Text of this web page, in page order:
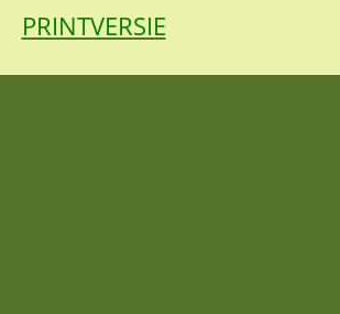
PRINTVERSIE